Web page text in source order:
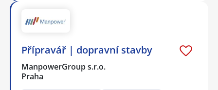
Přípravář | dopravní stavby
ManpowerGroup s.r.o.
Praha